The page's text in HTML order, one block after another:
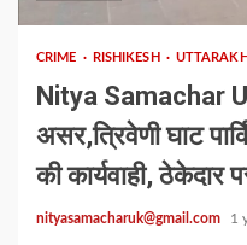
CRIME RISHIKESH
Nitya Samachar
असर,त्रिवेणी घाट
की कार्यवाही, ठेकेदार
nityasamacharuk@gmail.com 1